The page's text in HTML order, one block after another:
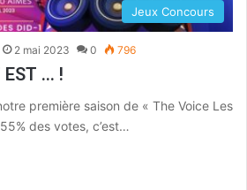
Jeux Concours
2 mai 2023 0 796
EST … !
première saison de « The Voice Les
des votes, c’est…